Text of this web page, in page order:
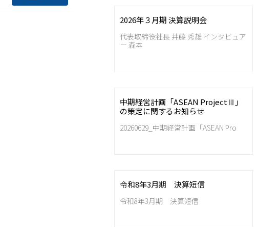
2026年３月期 決算説明会
代表取締役社長 井藤 秀雄 インタビュア
ー 森本
中期経営計画「ASEAN ProjectⅢ」
の策定に関するお知らせ
20260629_中期経営計画「ASEAN Pro
令和8年3月期 決算短信
令和8年3月期 決算短信